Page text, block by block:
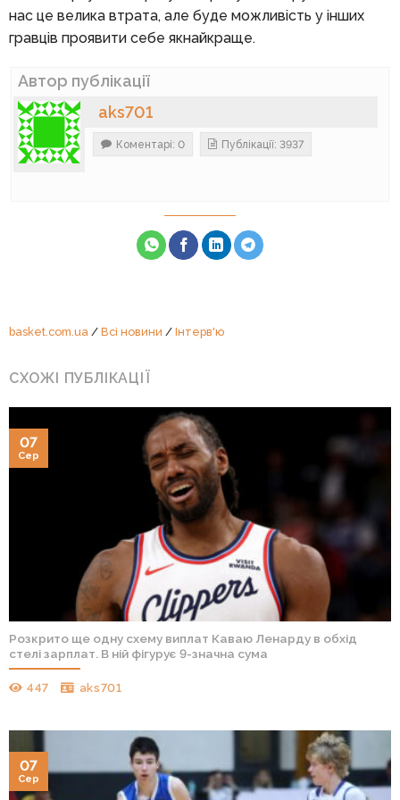
нас це велика втрата, але буде можливість у інших
гравців проявити себе якнайкраще.
Автор публікації
aks701
Коментарі: 0 Публікації: 3937
basket.com.ua/ Всі новини / Інтерв'ю
СХОЖІ ПУБЛІКАЦІЇ
Розкрито ще одну схему виплат Каваю Ленарду в обхід
стелі зарплат. В ній фігурує 9-значна сума
447 aks701
07
Сер
07
Сер